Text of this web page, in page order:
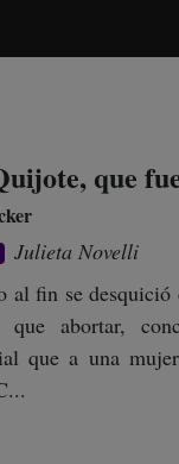
que
Julieta Novelli
al fin se
que abortar,
que a una